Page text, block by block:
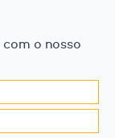
o nosso